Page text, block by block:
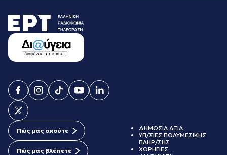
Πώς μας ακούτε
Πώς μας βλέπετε
ΔΗΜΟΣΙΑ ΑΞΙΑ
ΥΠ/ΣΙΕΣ ΠΟΛΥΜΕΣΙΚΗΣ
ΠΛΗΡ/ΣΗΣ
ΧΟΡΗΓΙΕΣ